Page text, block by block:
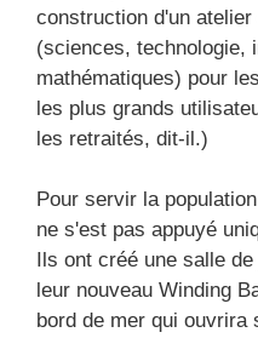
construction d'un
(sciences, technologie,
mathématiques) pour
les plus grands
les retraités, dit-il.)
Pour servir la
ne s'est pas appuyé
Ils ont créé une salle
leur nouveau Winding
bord de mer qui ouvrira